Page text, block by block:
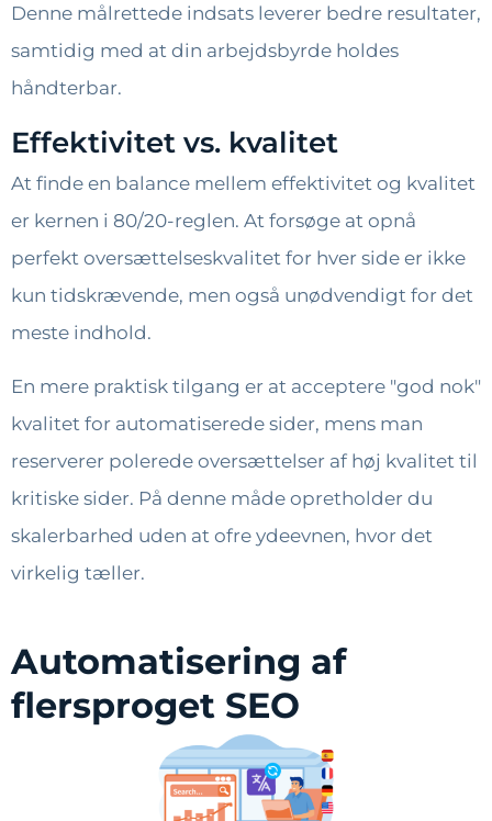
Denne målrettede indsats leverer bedre resultater,
samtidig med at din arbejdsbyrde holdes
håndterbar.
Effektivitet vs. kvalitet
At finde en balance mellem effektivitet og kvalitet
er kernen i 80/20-reglen. At forsøge at opnå
perfekt oversættelseskvalitet for hver side er ikke
kun tidskrævende, men også unødvendigt for det
meste indhold.
En mere praktisk tilgang er at acceptere "god nok"
kvalitet for automatiserede sider, mens man
reserverer polerede oversættelser af høj kvalitet til
kritiske sider. På denne måde opretholder du
skalerbarhed uden at ofre ydeevnen, hvor det
virkelig tæller.
Automatisering af
flersproget SEO